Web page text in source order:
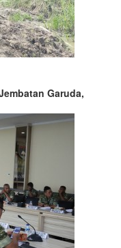
Garuda,